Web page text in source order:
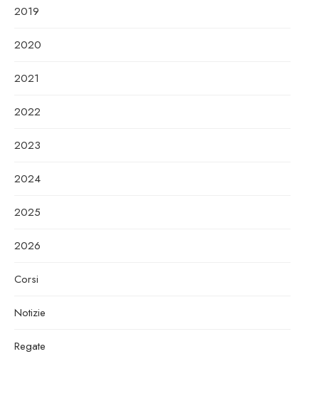
2019
2020
2021
2022
2023
2024
2025
2026
Corsi
Notizie
Regate